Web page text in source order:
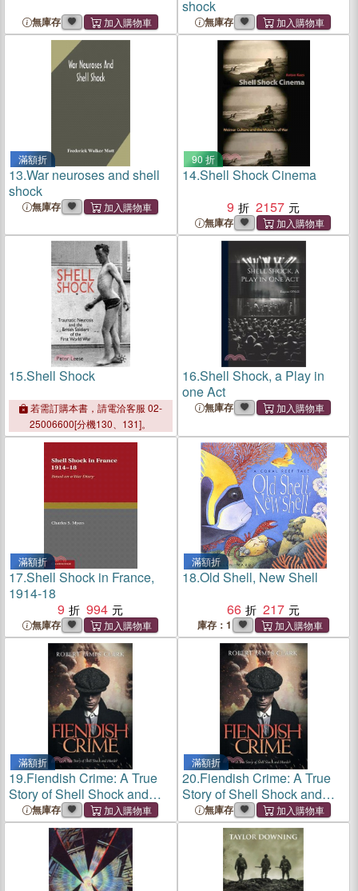
無庫存
shock
無庫存
滿額折
13.War neuroses and shell
shock
無庫存
90 折
14.Shell Shock Cinema
9
2157
無庫存
15.Shell Shock
若需訂購本書，請電洽客服 02-
25006600[分機130、131]。
16.Shell Shock, a Play in
one Act
無庫存
滿額折
17.Shell Shock in France,
1914-18
9
994
無庫存
滿額折
18.Old Shell, New Shell
66
217
庫存：1
滿額折
19.Fiendish Crime: A True
Story of Shell Shock and
Murder
無庫存
滿額折
20.Fiendish Crime: A True
Story of Shell Shock and
Murder
無庫存